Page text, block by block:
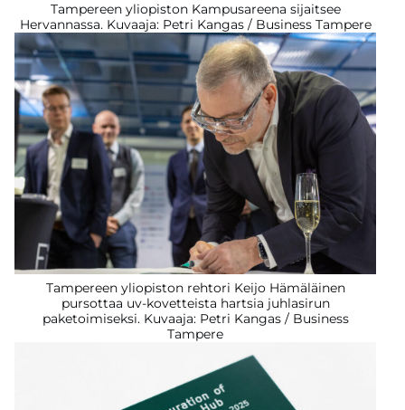
Tampereen yliopiston Kampusareena sijaitsee
Hervannassa. Kuvaaja: Petri Kangas / Business Tampere
Tampereen yliopiston rehtori Keijo Hämäläinen
pursottaa uv-kovetteista hartsia juhlasirun
paketoimiseksi. Kuvaaja: Petri Kangas / Business
Tampere